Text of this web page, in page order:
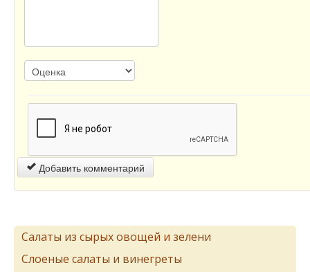
Добавить комментарий
Салаты из сырых овощей и зелени
Слоеные салаты и винегреты